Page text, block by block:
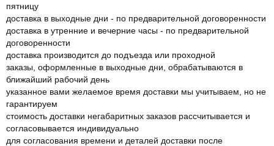
пятницу
доставка в выходные дни - по предварительной договоренности
доставка в утренние и вечерние часы - по предварительной
договоренности
доставка производится до подъезда или проходной
заказы, оформленные в выходные дни, обрабатываются в
ближайший рабочий день
указанное вами желаемое время доставки мы учитываем, но не
гарантируем
стоимость доставки негабаритных заказов рассчитывается и
согласовывается индивидуально
для согласования времени и деталей доставки после